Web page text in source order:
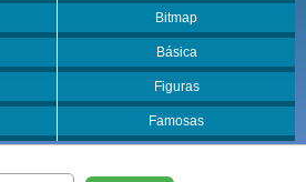
Bitmap
Básica
Figuras
Famosas